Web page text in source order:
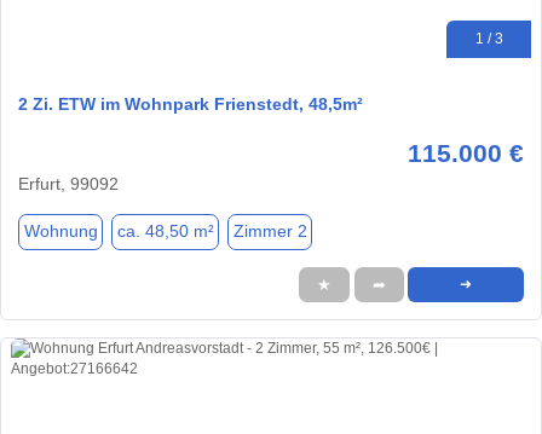
1 / 3
2 Zi. ETW im Wohnpark Frienstedt, 48,5m²
115.000 €
Erfurt, 99092
Wohnung ca. 48,50 m² Zimmer 2
★ ➦ ➜